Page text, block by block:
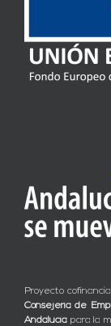
Proyecto
Consejería de
Andalucía para la